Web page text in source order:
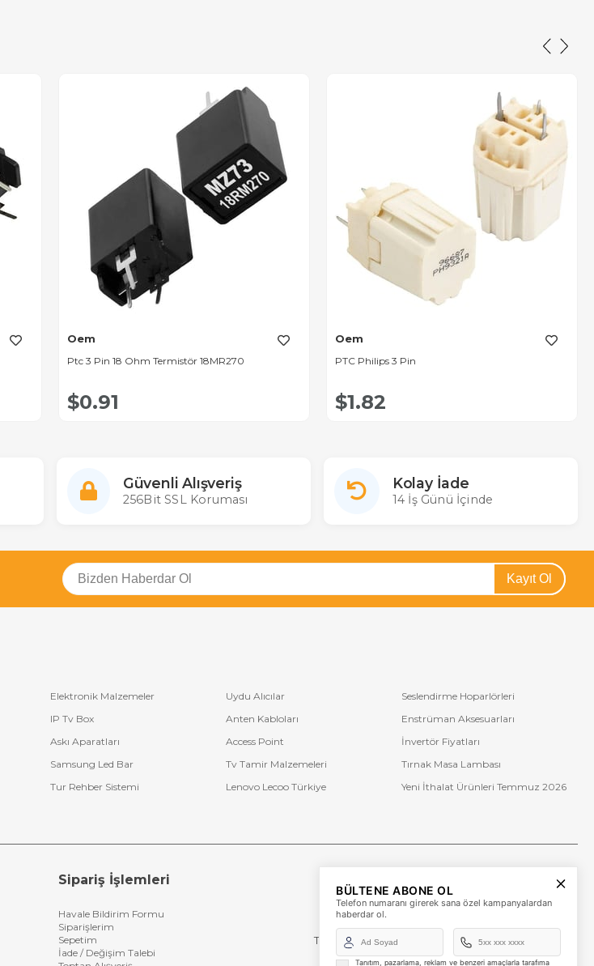
Oem
Ptc 3 Pin 18 Ohm Termistör 18MR270
$0.91
Oem
PTC Philips 3 Pin
$1.82
Güvenli Alışveriş
256Bit SSL Koruması
Kolay İade
14 İş Günü İçinde
Kayıt Ol
Elektronik Malzemeler Uydu Alıcılar
Seslendirme Hoparlörleri
IP Tv Box Anten Kabloları
Enstrüman Aksesuarları
Askı Aparatları Access Point
İnvertör Fiyatları
Samsung Led Bar Tv Tamir Malzemeleri
Tırnak Masa Lambası
Tur Rehber Sistemi Lenovo Lecoo Türkiye Yeni İthalat Ürünleri Temmuz 2026
Sipariş İşlemleri
Havale Bildirim Formu
Siparişlerim
Sepetim
İade / Değişim Talebi
+90 (850) 473 08 08
Tevfik Bey Mah. Dr. Ali Demir Cd. No:51 Kat:2 Kobi İş
Merkezi
Küçükçekmece / İstanbul
BÜLTENE ABONE OL
Telefon numaranı girerek sana özel kampanyalardan
haberdar ol.
Tanıtım, pazarlama, reklam ve benzeri amaçlarla tarafıma